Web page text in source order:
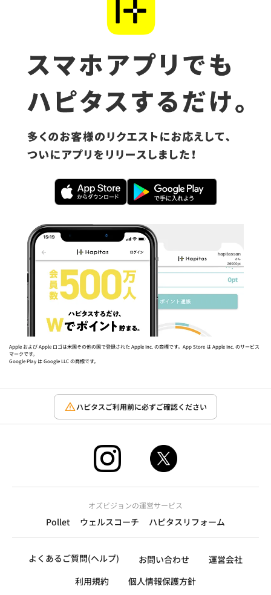
Apple および Apple ロゴは米国その他の国で登録された Apple Inc. の商標です。App Store は Apple Inc. のサービス
マークです。
Google Play は Google LLC の商標です。
ハピタスご利用前に必ずご確認ください
オズビジョンの運営サービス
Pollet ウェルスコーチ ハピタスリフォーム
よくあるご質問(ヘルプ) お問い合わせ
運営会社
利用規約
個人情報保護方針